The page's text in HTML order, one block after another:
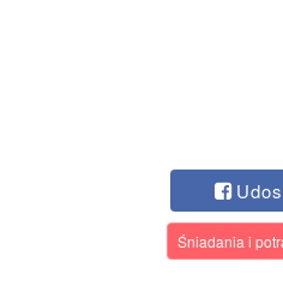
Śniadania i